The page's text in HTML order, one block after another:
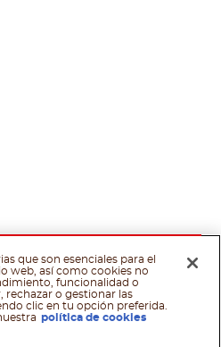
Asistente de recetas
que son esenciales para el
web, así como cookies no
funcionalidad o
rechazar o gestionar las
clic en tu opción preferida.
política de cookies